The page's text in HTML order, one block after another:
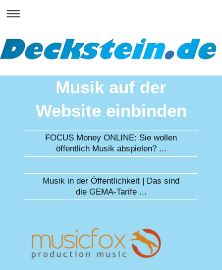
Musik auf der
Website einbinden
FOCUS Money ONLINE: Sie wollen
öffentlich Musik abspielen? ...
Musik in der Öffentlichkeit | Das sind
die GEMA-Tarife ...